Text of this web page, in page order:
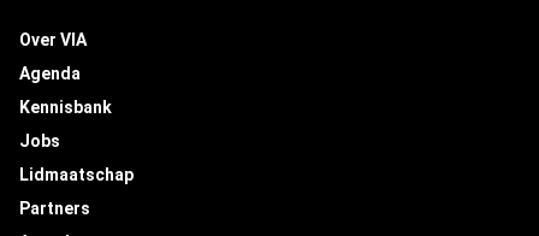
Over VIA
Agenda
Kennisbank
Jobs
Lidmaatschap
Partners